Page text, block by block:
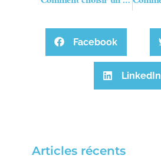
Facebook
LinkedIn
Articles récents